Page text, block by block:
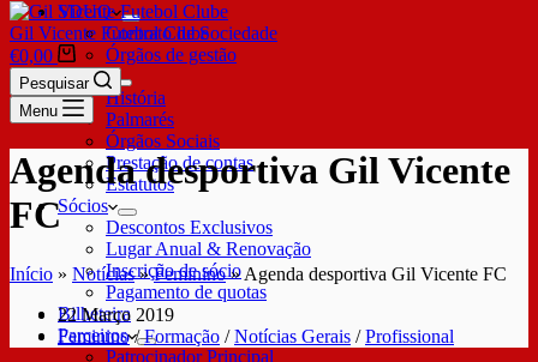
SDUQ
Contrato de Sociedade
Órgãos de gestão
Clube
História
Palmarés
Órgãos Sociais
Prestação de contas
Estatutos
Sócios
Descontos Exclusivos
Lugar Anual & Renovação
Inscrição de sócio
Pagamento de quotas
Bilheteira
Parceiros
Patrocinador Principal
Gil Vicente Futebol Clube
€0,00
Pesquisar
Menu
Agenda desportiva Gil Vicente
FC
Início » Notícias»Feminino»Agenda desportiva Gil Vicente FC
22 Março 2019
Feminino/Formação /Notícias Gerais /Profissional